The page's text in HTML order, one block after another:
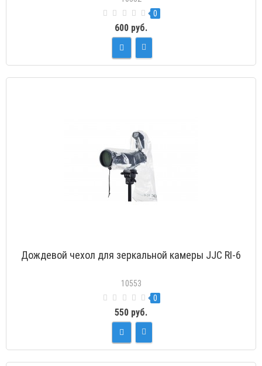
0
600 руб.
Дождевой чехол для зеркальной камеры JJC RI-6
10553
0
550 руб.